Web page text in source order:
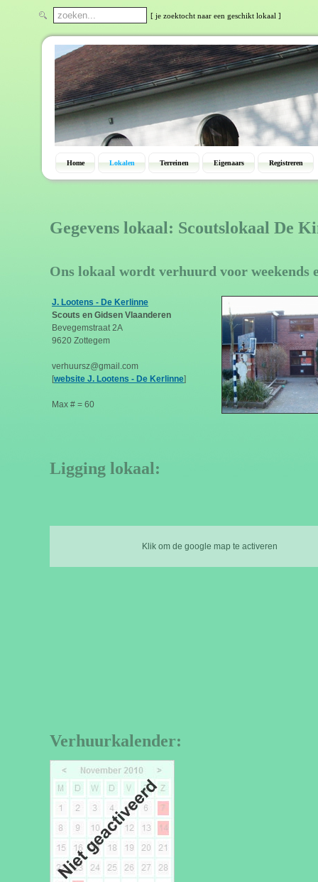
[ je zoektocht naar een geschikt lokaal ]
Home Lokalen Terreinen Eigenaars Registreren
Gegevens lokaal: Scoutslokaal De
Ons lokaal wordt verhuurd voor weekends
J. Lootens - De Kerlinne
Scouts en Gidsen Vlaanderen
Bevegemstraat 2A
9620 Zottegem
verhuursz@gmail.com
[website J. Lootens - De Kerlinne]
Max # = 60
Ligging lokaal:
Klik om de google map te activeren
Verhuurkalender: